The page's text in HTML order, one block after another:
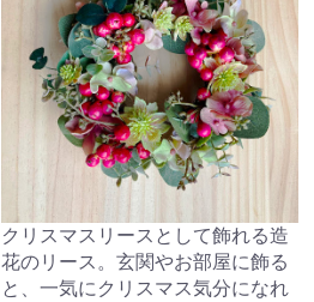
クリスマスリースとして飾れる造
花のリース。玄関やお部屋に飾る
と、一気にクリスマス気分になれ